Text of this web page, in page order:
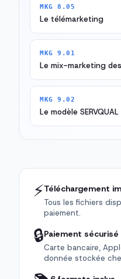
MKG 8.05
Le télémarketing
MKG 9.01
Le mix-marketing
MKG 9.02
Le modèle SERVQUAL
⚡Téléchargement
Tous les fichiers
paiement.
🔒Paiement
Carte bancaire,
donnée stockée